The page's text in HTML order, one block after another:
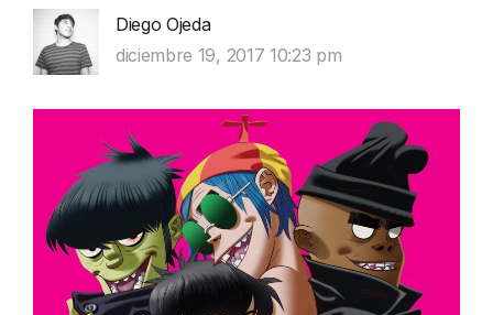
Diego Ojeda
diciembre 19, 2017 10:23 pm